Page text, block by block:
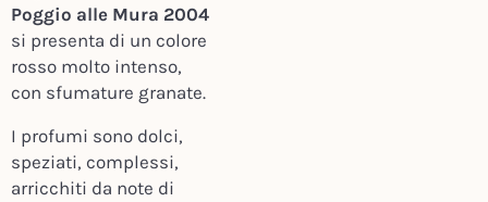
Poggio alle Mura 2004
si presenta di un colore
rosso molto intenso,
con sfumature granate.
I profumi sono dolci,
speziati, complessi,
arricchiti da note di